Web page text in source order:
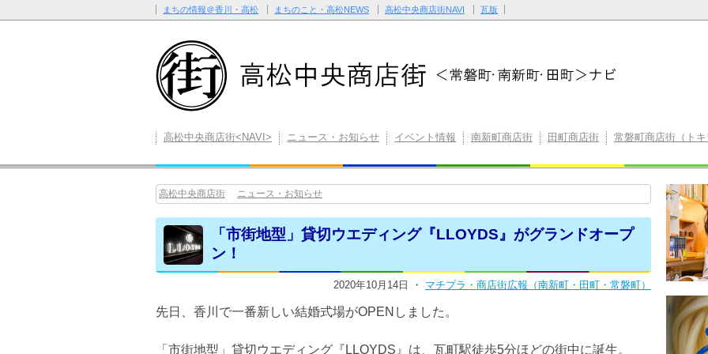
まちの情報＠香川・高松 まちのこと・高松NEWS 高松中央商店街NAVI 瓦版
高松中央商店街<NAVI> ニュース・お知らせ イベント情報 南新町商店街 田町商店街 常磐町商店街（ト
高松中央商店街 ニュース・お知らせ
「市街地型」貸切ウエディング『LLOYDS』がグランドオープ
ン！
2020年10月14日 ・ マチプラ・商店街広報（南新町・田町・常磐町）
先日、香川で一番新しい結婚式場がOPENしました。
「市街地型」貸切ウエディング『LLOYDS』は、瓦町駅徒歩5分ほどの街中に誕生。